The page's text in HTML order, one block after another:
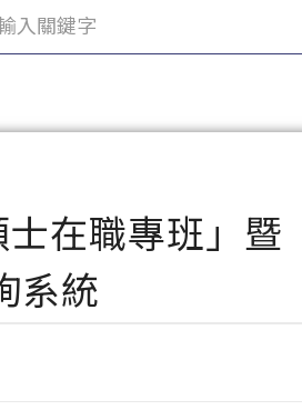
在職專班」暨
系統